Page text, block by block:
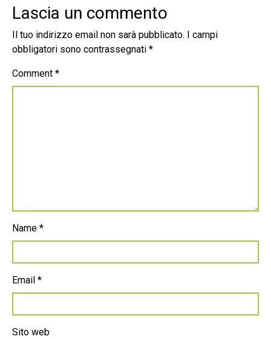
Lascia un commento
Il tuo indirizzo email non sarà pubblicato.
I campi
obbligatori sono contrassegnati *
Comment *
Name *
Email *
Sito web